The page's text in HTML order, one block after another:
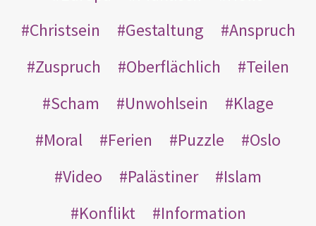
Christsein
Gestaltung
Anspruch
Zuspruch
Oberflächlich
Teilen
Scham
Unwohlsein
Klage
Moral
Ferien Puzzle
Oslo
Video
Palästiner
Islam
Konflikt
Information